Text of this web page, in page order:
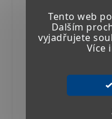
Tento web
Dalším
vyjadřujete
Více
PNEUMATICKÉ